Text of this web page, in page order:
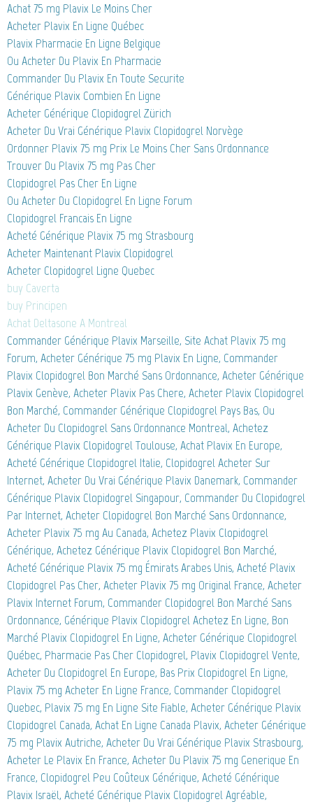
Achat 75 mg Plavix Le Moins Cher
Acheter Plavix En Ligne Québec
Plavix Pharmacie En Ligne Belgique
Ou Acheter Du Plavix En Pharmacie
Commander Du Plavix En Toute Securite
Générique Plavix Combien En Ligne
Acheter Générique Clopidogrel Zürich
Acheter Du Vrai Générique Plavix Clopidogrel Norvège
Ordonner Plavix 75 mg Prix Le Moins Cher Sans Ordonnance
Trouver Du Plavix 75 mg Pas Cher
Clopidogrel Pas Cher En Ligne
Ou Acheter Du Clopidogrel En Ligne Forum
Clopidogrel Francais En Ligne
Acheté Générique Plavix 75 mg Strasbourg
Acheter Maintenant Plavix Clopidogrel
Acheter Clopidogrel Ligne Quebec
buy Caverta
buy Principen
Achat Deltasone A Montreal
Commander Générique Plavix Marseille, Site Achat Plavix 75 mg
Forum, Acheter Générique 75 mg Plavix En Ligne, Commander
Plavix Clopidogrel Bon Marché Sans Ordonnance, Acheter Générique
Plavix Genève, Acheter Plavix Pas Chere, Acheter Plavix Clopidogrel
Bon Marché, Commander Générique Clopidogrel Pays Bas, Ou
Acheter Du Clopidogrel Sans Ordonnance Montreal, Achetez
Générique Plavix Clopidogrel Toulouse, Achat Plavix En Europe,
Acheté Générique Clopidogrel Italie, Clopidogrel Acheter Sur
Internet, Acheter Du Vrai Générique Plavix Danemark, Commander
Générique Plavix Clopidogrel Singapour, Commander Du Clopidogrel
Par Internet, Acheter Clopidogrel Bon Marché Sans Ordonnance,
Acheter Plavix 75 mg Au Canada, Achetez Plavix Clopidogrel
Générique, Achetez Générique Plavix Clopidogrel Bon Marché,
Acheté Générique Plavix 75 mg Émirats Arabes Unis, Acheté Plavix
Clopidogrel Pas Cher, Acheter Plavix 75 mg Original France, Acheter
Plavix Internet Forum, Commander Clopidogrel Bon Marché Sans
Ordonnance, Générique Plavix Clopidogrel Achetez En Ligne, Bon
Marché Plavix Clopidogrel En Ligne, Acheter Générique Clopidogrel
Québec, Pharmacie Pas Cher Clopidogrel, Plavix Clopidogrel Vente,
Acheter Du Clopidogrel En Europe, Bas Prix Clopidogrel En Ligne,
Plavix 75 mg Acheter En Ligne France, Commander Clopidogrel
Quebec, Plavix 75 mg En Ligne Site Fiable, Acheter Générique Plavix
Clopidogrel Canada, Achat En Ligne Canada Plavix, Acheter Générique
75 mg Plavix Autriche, Acheter Du Vrai Générique Plavix Strasbourg,
Acheter Le Plavix En France, Acheter Du Plavix 75 mg Generique En
France, Clopidogrel Peu Coûteux Générique, Acheté Générique
Plavix Israël, Acheté Générique Plavix Clopidogrel Agréable,